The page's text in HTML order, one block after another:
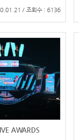
/ 조회수 : 6136
AWARDS